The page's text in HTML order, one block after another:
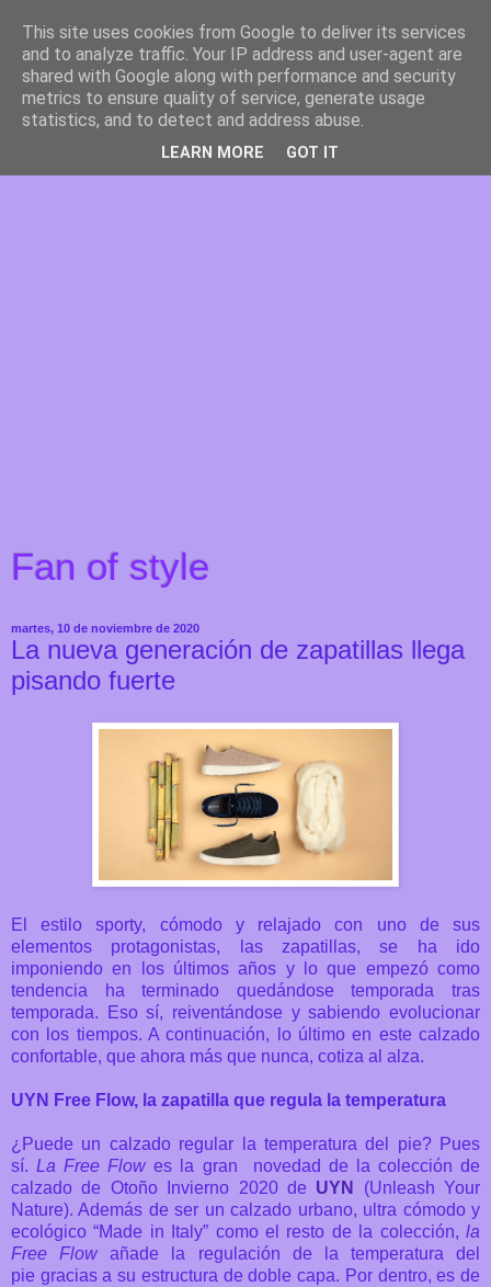
Fan of style
martes, 10 de noviembre de 2020
La nueva generación de zapatillas llega
pisando fuerte
El estilo sporty, cómodo y relajado con uno de sus
elementos protagonistas, las zapatillas, se ha ido
imponiendo en los últimos años y lo que empezó como
tendencia ha terminado quedándose temporada tras
temporada. Eso sí, reiventándose y sabiendo evolucionar
con los tiempos. A continuación, lo último en este calzado
confortable, que ahora más que nunca, cotiza al alza.
UYN Free Flow, la zapatilla que regula la temperatura
¿Puede un calzado regular la temperatura del pie? Pues
sí.La Free Flowes la gran novedad de la colección de
calzado de Otoño Invierno 2020 de UYN (Unleash Your
Nature). Además de ser un calzado urbano, ultra cómodo y
ecológico “Made in Italy” como el resto de la colección, la
Free Flowañade la regulación de la temperatura del
pie gracias a su estructura de doble capa. Por dentro, es de
This site uses cookies from Google to deliver its services
and to analyze traffic. Your IP address and user-agent are
shared with Google along with performance and security
metrics to ensure quality of service, generate usage
statistics, and to detect and address abuse.
LEARN MORE GOT IT